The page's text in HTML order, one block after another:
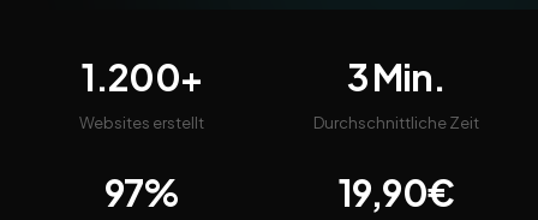
1.200+
Websites erstellt
3 Min.
Durchschnittliche Zeit
97% 19,90€